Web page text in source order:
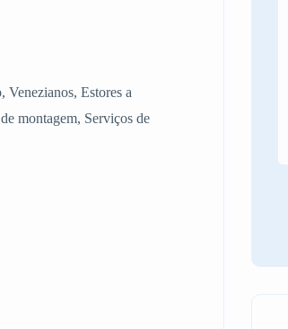
Venezianos, Estores a
montagem, Serviços de